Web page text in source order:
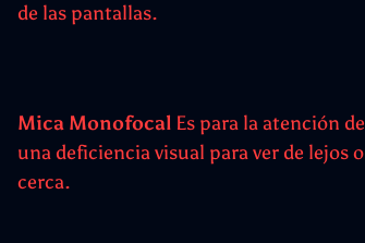
de las pantallas.
Mica Monofocal Es para la atención de
una deficiencia visual para ver de lejos o
cerca.